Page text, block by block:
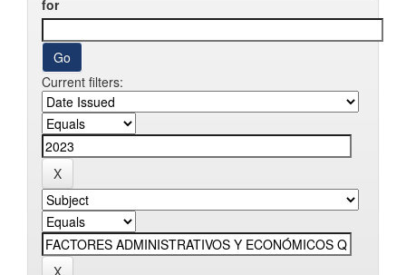
for
Current filters: